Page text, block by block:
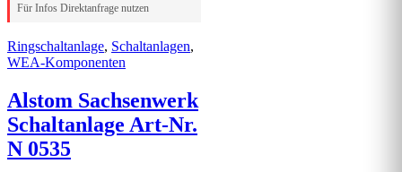
Für Infos Direktanfrage nutzen
Ringschaltanlage, Schaltanlagen,
WEA-Komponenten
Alstom Sachsenwerk
Schaltanlage Art-Nr.
N 0535